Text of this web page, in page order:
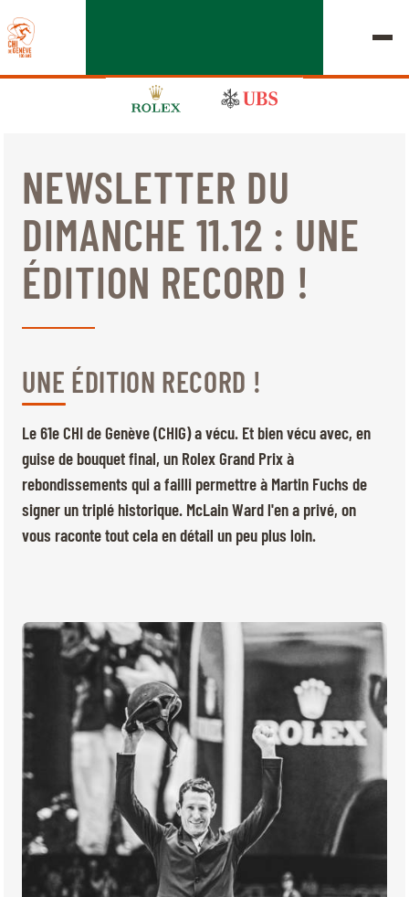
ÉDITION 2026
LE CHIG
MULTIMÉDIA
LIENS RAPIDES
DÉPARTS & RÉSULTATS
ROLEX GRAND SLAM
BILLETTERIE
MÉDIAS
FR EN
© 2026 CHI de Genève. Tous droits réservés
NEWSLETTER DU
DIMANCHE 11.12 : UNE
ÉDITION RECORD !
UNE ÉDITION RECORD !
Le 61e CHI de Genève (CHIG) a vécu. Et bien vécu avec, en
guise de bouquet final, un Rolex Grand Prix à
rebondissements qui a failli permettre à Martin Fuchs de
signer un triplé historique. McLain Ward l'en a privé, on
vous raconte tout cela en détail un peu plus loin.